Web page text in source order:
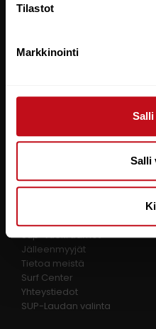
Tilastot
Markkinointi
Salli
Kalajoentie 21
Y-tunnus: 0580325-9
Sup-vuokraamot
Jälleenmyyjät
Tietoa meistä
Surf Center
Yhteystiedot
SUP-Laudan valinta